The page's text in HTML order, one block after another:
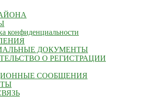
конфиденциальности
ДОКУМЕНТЫ
О РЕГИСТРАЦИИ
СООБЩЕНИЯ